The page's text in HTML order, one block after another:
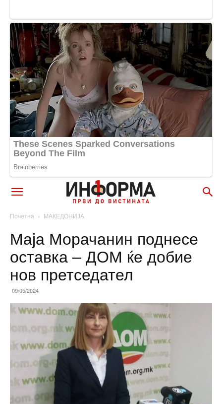
Почетна МАКЕДОНИЈА
Маја Морачанин поднесе
оставка – ДОМ ќе добие
нов претседател
09/05/2024